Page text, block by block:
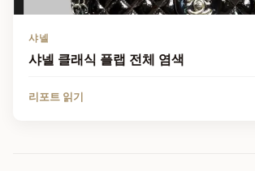
샤넬
샤넬 클래식 플랩 전체 염색
리포트 읽기